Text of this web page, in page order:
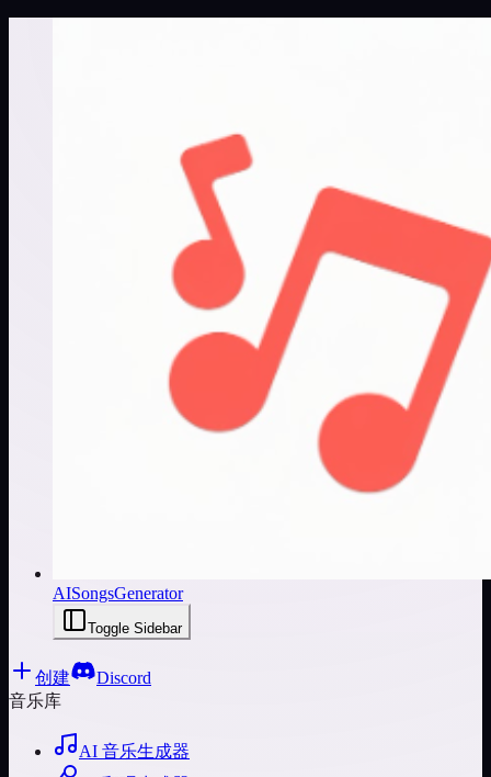
AISongsGenerator
Toggle Sidebar
创建
Discord
音乐库
AI 音乐生成器